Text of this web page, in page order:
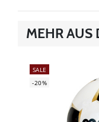
MEHR AUS
SALE
-20%